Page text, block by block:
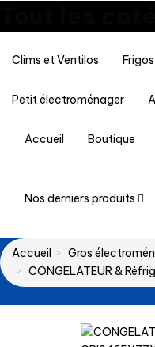
Clims et Ventilos
Petit électroménager
Accueil Boutique
Nos derniers produits
Accueil Gros
CONGELATEUR &